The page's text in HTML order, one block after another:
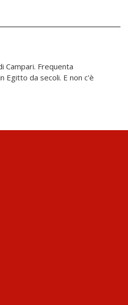
Campari. Frequenta
Egitto da secoli. E non c'è